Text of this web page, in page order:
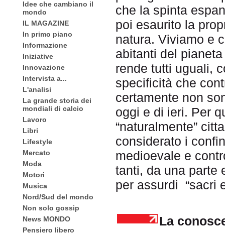
Idee che cambiano il
mondo
IL MAGAZINE
In primo piano
Informazione
Iniziative
Innovazione
Intervista a...
L'analisi
La grande storia dei
mondiali di calcio
Lavoro
Libri
Lifestyle
Mercato
Moda
Motori
Musica
Nord/Sud del mondo
Non solo gossip
News MONDO
Pensiero libero
che la spinta
poi esaurito la
natura. Viviamo e
abitanti del
rende tutti uguali,
specificità che
certamente non
oggi e di ieri. Per
“naturalmente”
considerato i
medioevale e
tanti, da una parte
per assurdi “sacri
La